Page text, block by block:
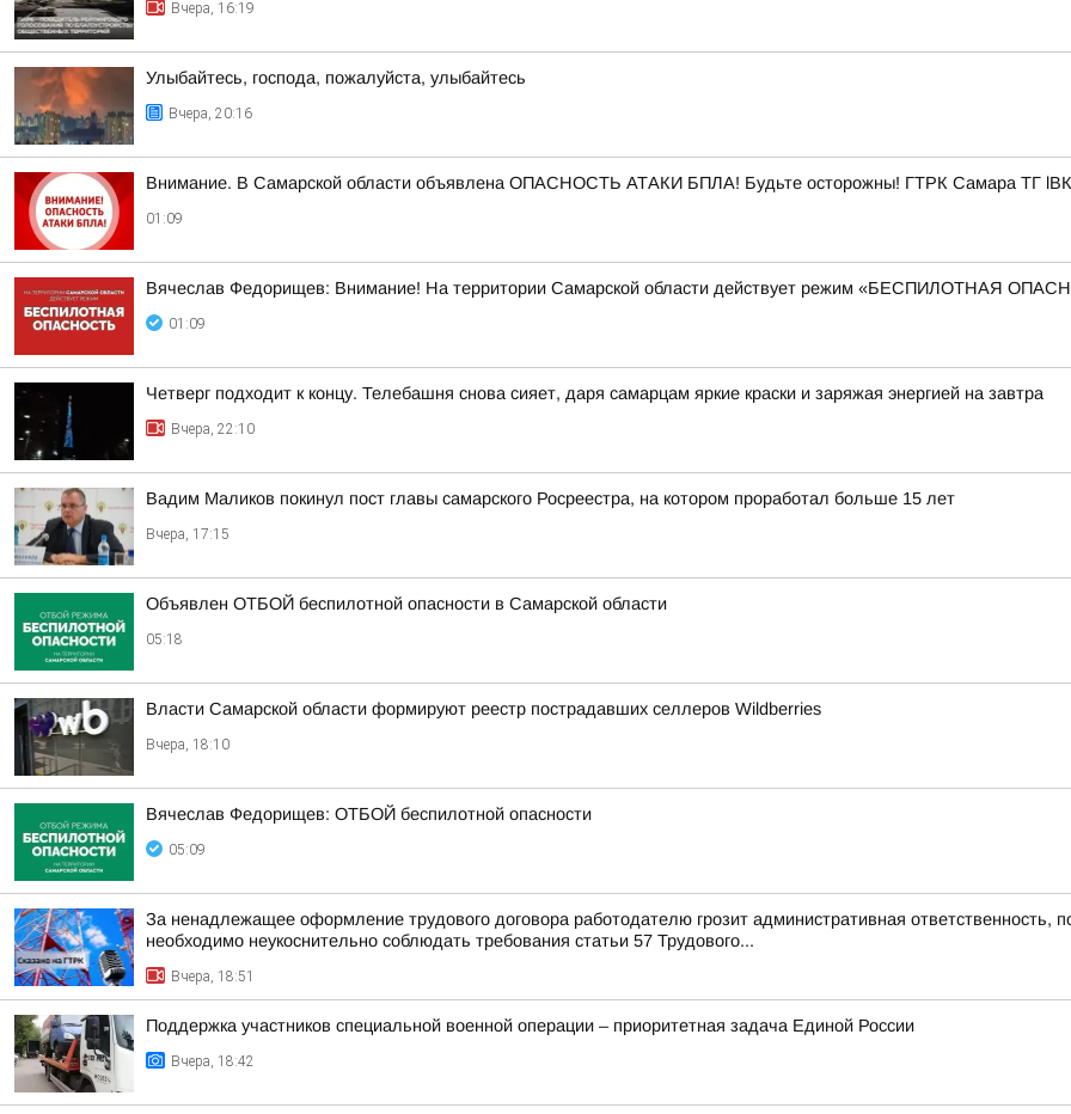
Вчера, 16:19
Улыбайтесь, господа, пожалуйста, улыбайтесь
Вчера, 20:16
Внимание. В Самарской области объявлена ОПАСНОСТЬ АТАКИ БПЛА! Будьте осторожны! ГТРК Самара ТГ
01:09
Вячеслав Федорищев: Внимание! На территории Самарской области действует режим «БЕСПИЛОТНАЯ
01:09
Четверг подходит к концу. Телебашня снова сияет, даря самарцам яркие краски и заряжая энергией на завтра
Вчера, 22:10
Вадим Маликов покинул пост главы самарского Росреестра, на котором проработал больше 15 лет
Вчера, 17:15
Объявлен ОТБОЙ беспилотной опасности в Самарской области
05:18
Власти Самарской области формируют реестр пострадавших селлеров Wildberries
Вчера, 18:10
Вячеслав Федорищев: ОТБОЙ беспилотной опасности
05:09
За ненадлежащее оформление трудового договора работодателю грозит административная ответственность,
необходимо неукоснительно соблюдать требования статьи 57 Трудового...
Вчера, 18:51
Поддержка участников специальной военной операции – приоритетная задача Единой России
Вчера, 18:42